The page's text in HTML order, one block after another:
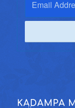
KADAMPA